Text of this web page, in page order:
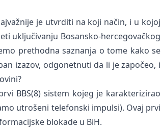
je utvrditi na koji način, i u kojoj
uključivanju Bosansko-hercegovačkog
prethodna saznanja o tome kako se
izazov, odgonetnuti da li je započeo, i
BBS(8) sistem kojeg je karakterizirao
utrošeni telefonski impulsi). Ovaj prvi
blokade u BiH.